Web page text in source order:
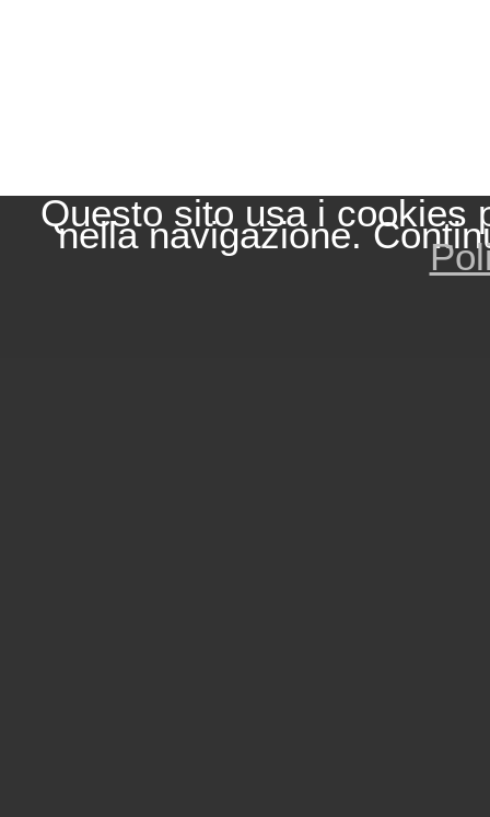
Questo sito usa i cookies
nella navigazione.